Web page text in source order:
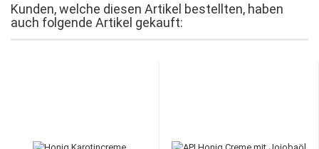
Kunden, welche diesen Artikel bestellten, haben
auch folgende Artikel gekauft: